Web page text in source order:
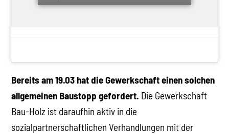
Bereits am 19.03 hat die Gewerkschaft einen solchen
allgemeinen Baustopp gefordert. Die Gewerkschaft
Bau-Holz ist daraufhin aktiv in die
sozialpartnerschaftlichen Verhandlungen mit der